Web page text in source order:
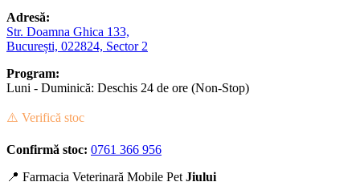
Adresă:
Str. Doamna Ghica 133,
București, 022824, Sector 2
Program:
Luni - Duminică: Deschis 24 de ore (Non-Stop)
⚠️ Verifică stoc
Confirmă stoc: 0761 366 956
📍 Farmacia Veterinară Mobile Pet Jiului